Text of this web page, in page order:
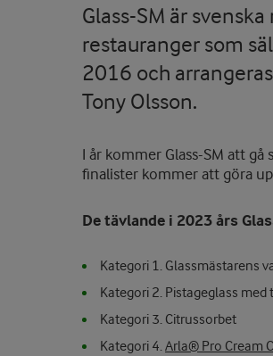
Glass-SM är
restauranger som
2016 och
Tony Olsson.
I år kommer Glass-SM att
finalister kommer att göra
De tävlande i 2023 års
Kategori 1. Glassmästarens
Kategori 2. Pistageglass med
Kategori 3. Citrussorbet
Kategori 4.Arla® Pro Cream